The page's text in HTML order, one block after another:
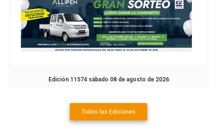
Edición 11574 sábado 08 de agosto de 2026
Todas las Ediciones